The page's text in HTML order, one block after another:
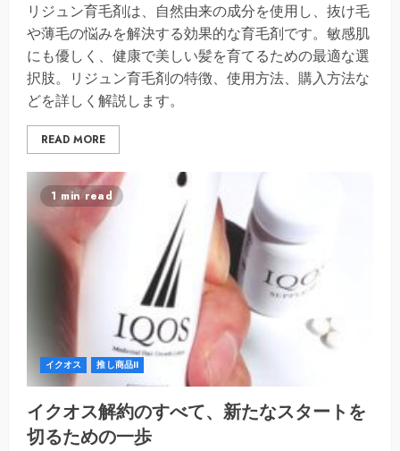
リジュン育毛剤は、自然由来の成分を使用し、抜け毛
や薄毛の悩みを解決する効果的な育毛剤です。敏感肌
にも優しく、健康で美しい髪を育てるための最適な選
択肢。リジュン育毛剤の特徴、使用方法、購入方法な
どを詳しく解説します。
READ MORE
1 min read
イクオス 推し商品II
イクオス解約のすべて、新たなスタートを
切るための一歩